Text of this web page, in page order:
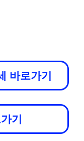
바로가기
기